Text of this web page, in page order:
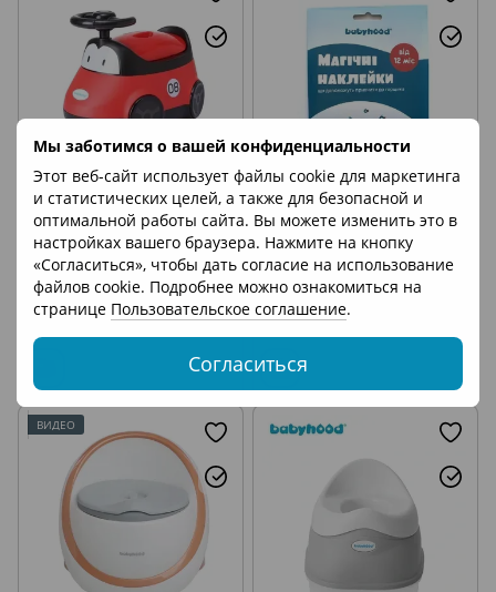
Мы заботимся о вашей конфиденциальности
Этот веб-сайт использует файлы cookie для маркетинга
и статистических целей, а также для безопасной и
оптимальной работы сайта. Вы можете изменить это в
настройках вашего браузера. Нажмите на кнопку
«Согласиться», чтобы дать согласие на использование
файлов cookie. Подробнее можно ознакомиться на
странице Пользовательское соглашение.
Согласиться
Детский горшок Автомобиль
красный цвет Babyhood BH-
116R
1 610 грн
Магические детские
наклейки для горшка
Babyhood BH-700
288 грн
ВИДЕО